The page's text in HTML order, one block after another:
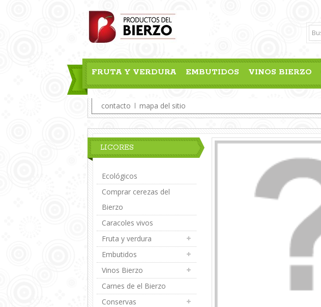
FRUTA Y VERDURA EMBUTIDOS VINOS BIERZO
contacto
mapa del sitio
LICORES
Ecológicos
Comprar cerezas del
Bierzo
Caracoles vivos
Fruta y verdura
Embutidos
Vinos Bierzo
Carnes de el Bierzo
Conservas